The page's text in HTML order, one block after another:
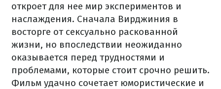
откроет для нее мир экспериментов и
наслаждения. Сначала Вирджиния в
восторге от сексуально раскованной
жизни, но впоследствии неожиданно
оказывается перед трудностями и
проблемами, которые стоит срочно решить.
Фильм удачно сочетает юмористические и